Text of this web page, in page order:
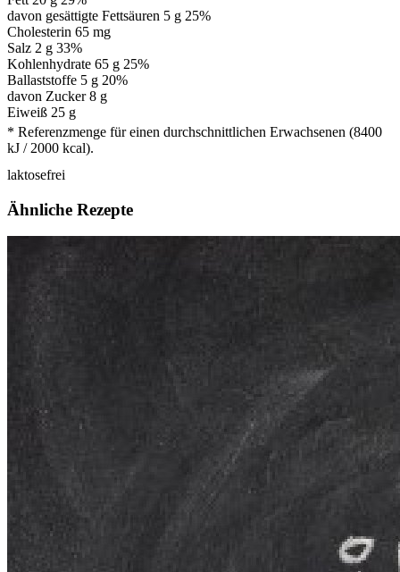
davon gesättigte Fettsäuren 5 g 25%
Cholesterin 65 mg
Salz 2 g 33%
Kohlenhydrate 65 g 25%
Ballaststoffe 5 g 20%
davon Zucker 8 g
Eiweiß 25 g
* Referenzmenge für einen durchschnittlichen Erwachsenen (8400
kJ / 2000 kcal).
laktosefrei
Ähnliche Rezepte